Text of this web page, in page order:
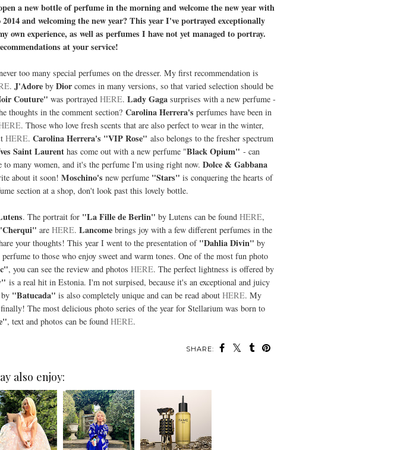
a new bottle of perfume in the morning and welcome the new year with
and welcoming the new year? This year I've portrayed exceptionally
experience, as well as perfumes I have not yet managed to portray.
at your service!
too many special perfumes on the dresser. My first recommendation is
. J'Adoreby Diorcomes in many versions, so that varied selection should be
Couture" was portrayed HERE. Lady Gagasurprises with a new perfume -
thoughts in the comment section? Carolina Herrera's perfumes have been in
. Those who love fresh scents that are also perfect to wear in the winter,
HERE. Carolina Herrera's "VIP Rose" also belongs to the fresher spectrum
Saint Laurent has come out with a new perfume "Black Opium" - can
to many women, and it's the perfume I'm using right now. Dolce & Gabbana
about it soon! Moschino's new perfume "Stars" is conquering the hearts of
section at a shop, don't look past this lovely bottle.
. The portrait for "La Fille de Berlin" by Lutens can be found HERE,
are HERE. Lancome brings joy with a few different perfumes in the
your thoughts! This year I went to the presentation of "Dahlia Divin" by
to those who enjoy sweet and warm tones. One of the most fun photo
, you can see the review and photos HERE. The perfect lightness is offered by
is a real hit in Estonia. I'm not surpised, because it's an exceptional and juicy
by "Batucada" is also completely unique and can be read about HERE. My
The most delicious photo series of the year for Stellarium was born to
, text and photos can be found HERE.
SHARE:
also enjoy: